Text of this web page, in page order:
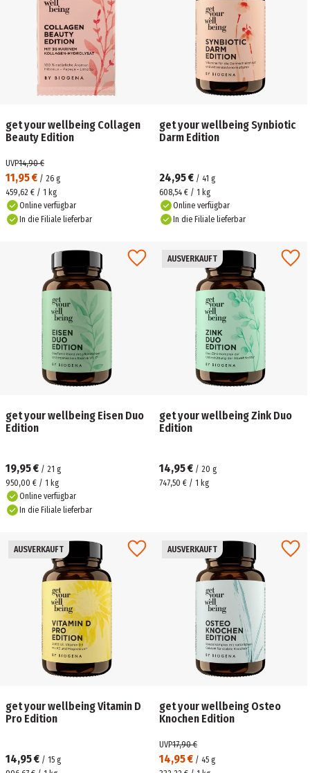
get your wellbeing Collagen
Beauty Edition
11,95 € / 26 g
UVP14,90 €
459,62 € / 1 kg
Online verfügbar
In die Filiale lieferbar
get your wellbeing Synbiotic
Darm Edition
24,95 € / 41 g
608,54 € / 1 kg
Online verfügbar
In die Filiale lieferbar
get your wellbeing Eisen Duo
Edition
19,95 € / 21 g
950,00 € / 1 kg
Online verfügbar
In die Filiale lieferbar
AUSVERKAUFT
get your wellbeing Zink Duo
Edition
14,95 € / 20 g
747,50 € / 1 kg
AUSVERKAUFT
get your wellbeing Vitamin D
Pro Edition
14,95 € / 15 g
AUSVERKAUFT
get your wellbeing Osteo
Knochen Edition
14,95 € / 45 g
UVP17,90 €